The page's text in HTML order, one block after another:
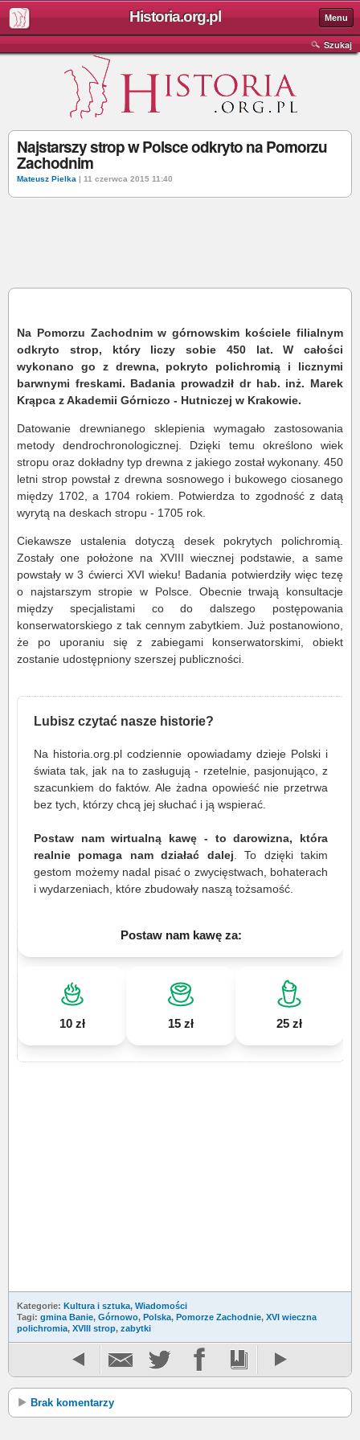
Historia.org.pl Menu
Szukaj
Najstarszy strop w Polsce odkryto na Pomorzu
Zachodnim
Mateusz Pielka | 11 czerwca 2015 11:40
Na Pomorzu Zachodnim w górnowskim kościele filialnym
odkryto strop, który liczy sobie 450 lat. W całości
wykonano go z drewna, pokryto polichromią i licznymi
barwnymi freskami. Badania prowadził dr hab. inż. Marek
Krąpca z Akademii Górniczo - Hutniczej w Krakowie.
Datowanie drewnianego sklepienia wymagało zastosowania
metody dendrochronologicznej. Dzięki temu określono wiek
stropu oraz dokładny typ drewna z jakiego został wykonany. 450
letni strop powstał z drewna sosnowego i bukowego ciosanego
między 1702, a 1704 rokiem. Potwierdza to zgodność z datą
wyrytą na deskach stropu - 1705 rok.
Ciekawsze ustalenia dotyczą desek pokrytych polichromią.
Zostały one położone na XVIII wiecznej podstawie, a same
powstały w 3 ćwierci XVI wieku! Badania potwierdziły więc tezę
o najstarszym stropie w Polsce. Obecnie trwają konsultacje
między specjalistami co do dalszego postępowania
konserwatorskiego z tak cennym zabytkiem. Już postanowiono,
że po uporaniu się z zabiegami konserwatorskimi, obiekt
zostanie udostępniony szerszej publiczności.
Lubisz czytać nasze historie?
Na historia.org.pl codziennie opowiadamy dzieje Polski i
świata tak, jak na to zasługują - rzetelnie, pasjonująco, z
szacunkiem do faktów. Ale żadna opowieść nie przetrwa
bez tych, którzy chcą jej słuchać i ją wspierać.
Postaw nam wirtualną kawę - to darowizna, która
realnie pomaga nam działać dalej . To dzięki takim
gestom możemy nadal pisać o zwycięstwach, bohaterach
i wydarzeniach, które zbudowały naszą tożsamość.
Postaw nam kawę za:
10 zł 15 zł 25 zł
Kategorie: Kultura i sztuka, Wiadomości
Tagi: gmina Banie, Górnowo, Polska, Pomorze Zachodnie, XVI wieczna
polichromia, XVIII strop, zabytki
Brak komentarzy